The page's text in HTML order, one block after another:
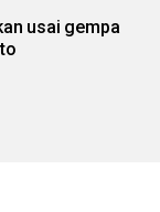
usai gempa